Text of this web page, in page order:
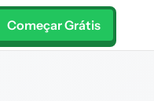
Começar Grátis